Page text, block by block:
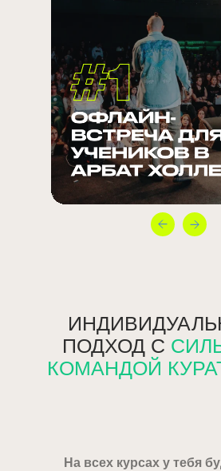
ПОДХОД С
КОМАНДОЙ
На всех курсах у тебя